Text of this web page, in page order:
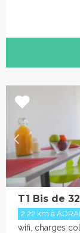
T1 Bis de
2.22 km à
wifi, charges